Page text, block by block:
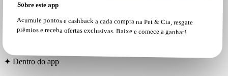
Sobre este app
Acumule pontos e cashback a cada compra na Pet & Cia, resgate
prêmios e receba ofertas exclusivas. Baixe e comece a ganhar!
✦ Dentro do app